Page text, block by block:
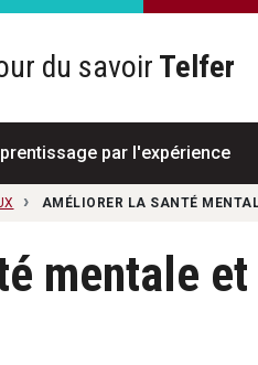
du savoir Telfer
par l'expérience
AMÉLIORER LA SANTÉ
mentale